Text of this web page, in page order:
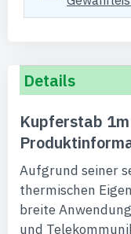
Details
Kupferstab
Aufgrund seiner
thermischen
breite
und